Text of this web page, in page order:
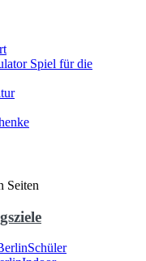
Spiel für die
Seiten
Schüler